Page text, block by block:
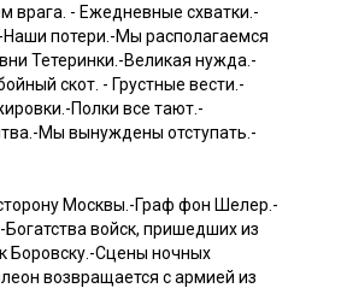
врага. - Ежедневные схватки.-
Наши потери.-Мы располагаемся
Тетеринки.-Великая нужда.-
скот. - Грустные вести.-
Полки все тают.-
Мы вынуждены отступать.-
Москвы.-Граф фон Шелер.-
войск, пришедших из
Боровску.-Сцены ночных
возвращается с армией из